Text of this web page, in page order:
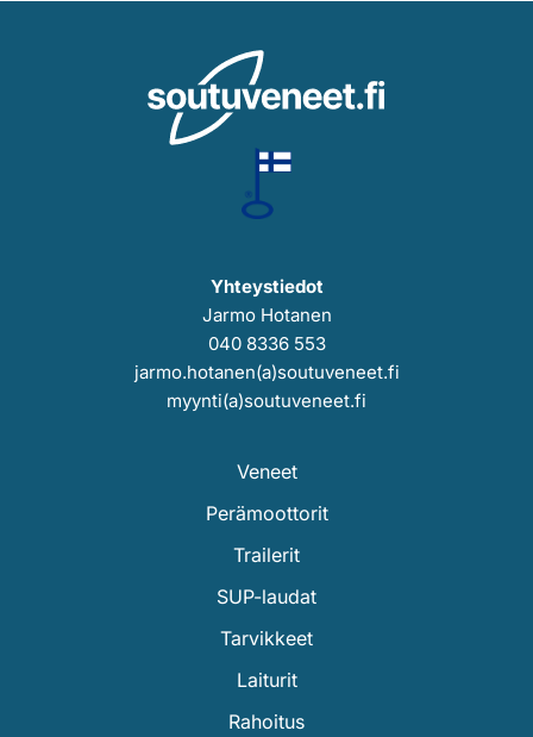
Yhteystiedot
Jarmo Hotanen
040 8336 553
jarmo.hotanen(a)soutuveneet.fi
myynti(a)soutuveneet.fi
Veneet
Perämoottorit
Trailerit
SUP-laudat
Tarvikkeet
Laiturit
Rahoitus